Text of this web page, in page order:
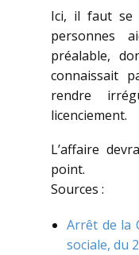
Ici, il faut se
personnes
préalable,
connaissait
rendre
licenciement.
L’affaire
point.
Sources :
Arrêt de la
sociale, du